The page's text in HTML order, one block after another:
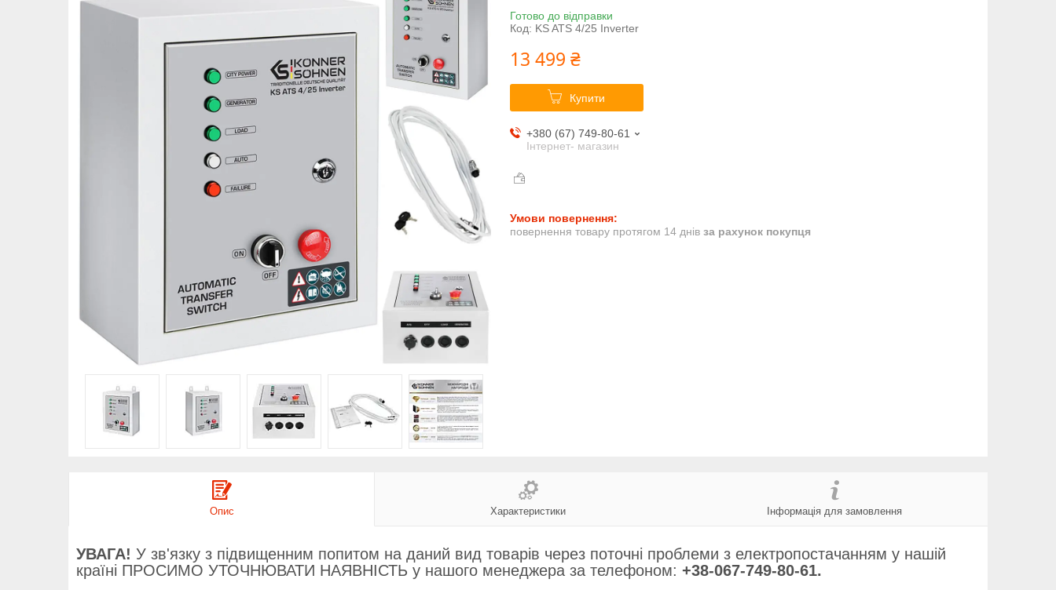
Готово до відправки
Код: KS ATS 4/25 Inverter
13 499 ₴
Купити
+380 (67) 749-80-61
Інтернет- магазин
повернення товару протягом 14 днів за рахунок покупця
Опис Характеристики Інформація для замовлення
УВАГА! У зв'язку з підвищенним попитом на даний вид товарів через поточні проблеми з електропостачанням у нашій
країні ПРОСИМО УТОЧНЮВАТИ НАЯВНІСТЬ у нашого менеджера за телефоном: +38-067-749-80-61.